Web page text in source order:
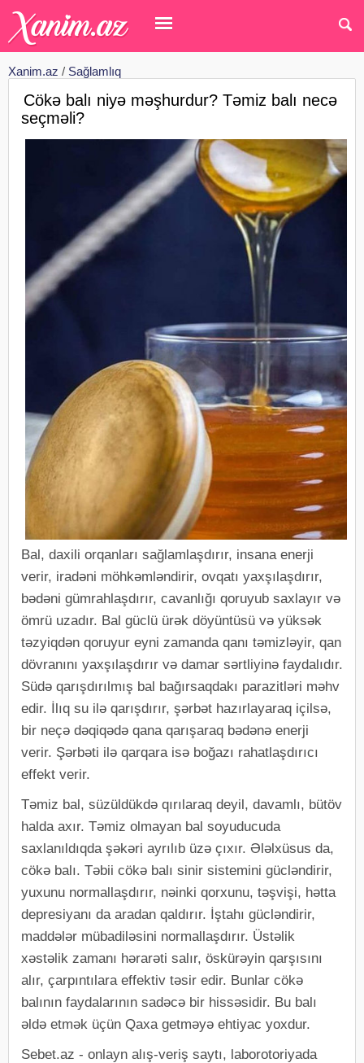
Xanim.az / Sağlamlıq
Cökə balı niyə məşhurdur? Təmiz balı necə
seçməli?
Bal, daxili orqanları sağlamlaşdırır, insana enerji
verir, iradəni möhkəmləndirir, ovqatı yaxşılaşdırır,
bədəni gümrahlaşdırır, cavanlığı qoruyub saxlayır və
ömrü uzadır. Bal güclü ürək döyüntüsü və yüksək
təzyiqdən qoruyur eyni zamanda qanı təmizləyir, qan
dövranını yaxşılaşdırır və damar sərtliyinə faydalıdır.
Südə qarışdırılmış bal bağırsaqdakı parazitləri məhv
edir. İlıq su ilə qarışdırır, şərbət hazırlayaraq içilsə,
bir neçə dəqiqədə qana qarışaraq bədənə enerji
verir. Şərbəti ilə qarqara isə boğazı rahatlaşdırıcı
effekt verir.
Təmiz bal, süzüldükdə qırılaraq deyil, davamlı, bütöv
halda axır. Təmiz olmayan bal soyuducuda
saxlanıldıqda şəkəri ayrılıb üzə çıxır. Ələlxüsus da,
cökə balı. Təbii cökə balı sinir sistemini gücləndirir,
yuxunu normallaşdırır, nəinki qorxunu, təşvişi, hətta
depresiyanı da aradan qaldırır. İştahı gücləndirir,
maddələr mübadiləsini normallaşdırır. Üstəlik
xəstəlik zamanı hərarəti salır, öskürəyin qarşısını
alır, çarpıntılara effektiv təsir edir. Bunlar cökə
balının faydalarının sadəcə bir hissəsidir. Bu balı
əldə etmək üçün Qaxa getməyə ehtiyac yoxdur.
Sebet.az - onlayn alış-veriş saytı, laborotoriyada